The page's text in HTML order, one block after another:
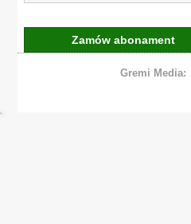
Zamów abonament
Gremi Media: